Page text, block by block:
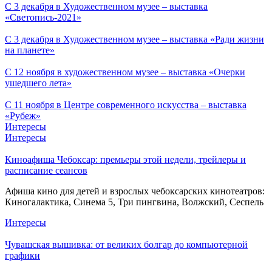
С 3 декабря в Художественном музее – выставка
«Светопись-2021»
С 3 декабря в Художественном музее – выставка «Ради жизни
на планете»
С 12 ноября в художественном музее – выставка «Очерки
ушедшего лета»
С 11 ноября в Центре современного искусства – выставка
«Рубеж»
Интересы
Интересы
Киноафиша Чебоксар: премьеры этой недели, трейлеры и
расписание сеансов
Афиша кино для детей и взрослых чебоксарских кинотеатров:
Киногалактика, Синема 5, Три пингвина, Волжский, Сеспель
Интересы
Чувашская вышивка: от великих болгар до компьютерной
графики